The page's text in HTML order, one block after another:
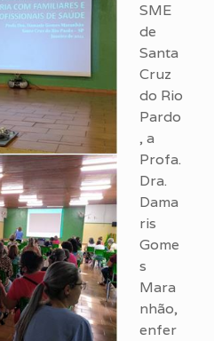
SME
de
Santa
Cruz
do Rio
Pardo
, a
Profa.
Dra.
Dama
ris
Gome
s
Mara
nhão,
enfer